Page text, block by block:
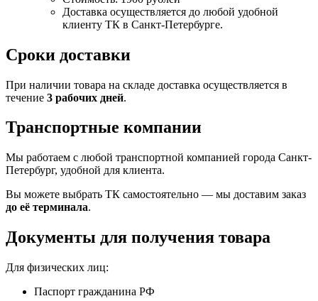
Доставка осуществляется до любой удобной
клиенту ТК в Санкт-Петербурге.
Сроки доставки
При наличии товара на складе доставка осуществляется в
течение 3 рабочих дней.
Транспортные компании
Мы работаем с любой транспортной компанией города Санкт-
Петербург, удобной для клиента.
Вы можете выбрать ТК самостоятельно — мы доставим заказ
до её терминала.
Документы для получения товара
Для физических лиц:
Паспорт гражданина РФ